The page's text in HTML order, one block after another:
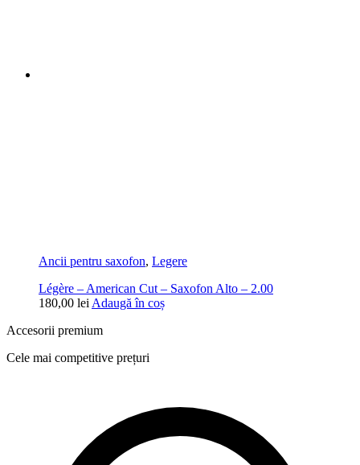
Ancii pentru saxofon, Legere
Légère – American Cut – Saxofon Alto – 2.00
180,00 lei Adaugă în coș
Accesorii premium
Cele mai competitive prețuri